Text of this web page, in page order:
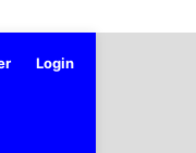
Login